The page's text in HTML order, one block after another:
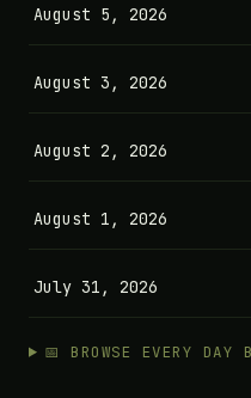
August 5, 2026
August 3, 2026
August 2, 2026
August 1, 2026
July 31, 2026
📅 BROWSE EVERY DAY